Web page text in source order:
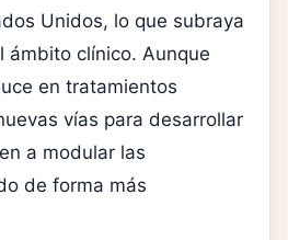
Unidos, lo que subraya
ámbito clínico. Aunque
en tratamientos
vías para desarrollar
a modular las
de forma más